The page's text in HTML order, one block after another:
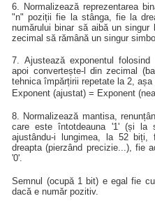
6. Normalizează reprezentarea
"n" poziții fie la stânga, fie la
numărului binar să aibă un
zecimal să rămână un singur
7. Ajustează exponentul
apoi convertește-l din zecimal
tehnica împărțirii repetate la 2,
Exponent (ajustat) = Exponent
8. Normalizează mantisa,
care este întotdeauna '1' (și la
ajustându-i lungimea, la 52
dreapta (pierzând precizie...), fie
'0'.
Semnul (ocupă 1 bit) e egal fie
dacă e număr pozitiv.